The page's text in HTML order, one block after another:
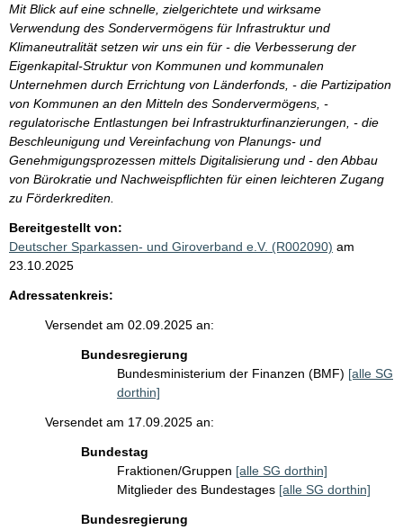
Mit Blick auf eine schnelle, zielgerichtete und wirksame
Verwendung des Sondervermögens für Infrastruktur und
Klimaneutralität setzen wir uns ein für - die Verbesserung der
Eigenkapital-Struktur von Kommunen und kommunalen
Unternehmen durch Errichtung von Länderfonds, - die Partizipation
von Kommunen an den Mitteln des Sondervermögens, -
regulatorische Entlastungen bei Infrastrukturfinanzierungen, - die
Beschleunigung und Vereinfachung von Planungs- und
Genehmigungsprozessen mittels Digitalisierung und - den Abbau
von Bürokratie und Nachweispflichten für einen leichteren Zugang
zu Förderkrediten.
Bereitgestellt von:
Deutscher Sparkassen- und Giroverband e.V. (R002090) am
23.10.2025
Adressatenkreis:
Versendet am 02.09.2025 an:
Bundesregierung
Bundesministerium der Finanzen (BMF) [alle SG
dorthin]
Versendet am 17.09.2025 an:
Bundestag
Fraktionen/Gruppen [alle SG dorthin]
Mitglieder des Bundestages [alle SG dorthin]
Bundesregierung